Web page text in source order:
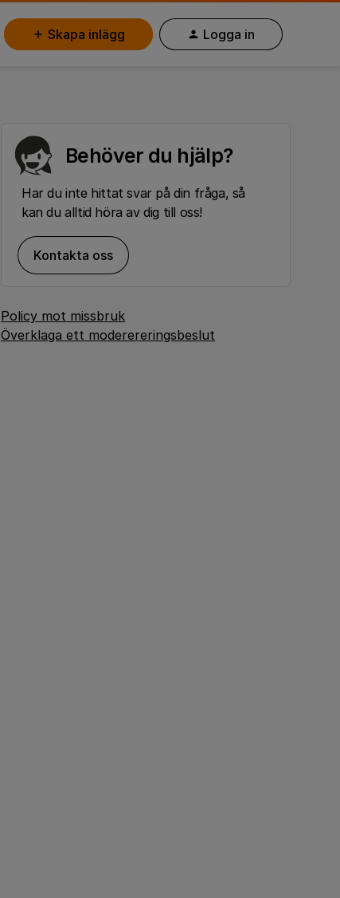
Skapa inlägg Logga in
Behöver du hjälp?
Har du inte hittat svar på din fråga, så
kan du alltid höra av dig till oss!
Kontakta oss
Policy mot missbruk
Överklaga ett moderereringsbeslut